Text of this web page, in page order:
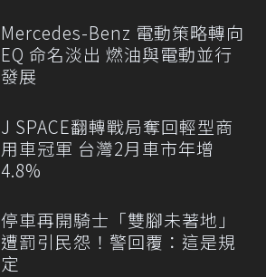
Mercedes-Benz 電動策略轉向
EQ 命名淡出 燃油與電動並行
發展
J SPACE翻轉戰局奪回輕型商
用車冠軍 台灣2月車市年增
4.8%
停車再開騎士「雙腳未著地」
遭罰引民怨！警回覆：這是規
定